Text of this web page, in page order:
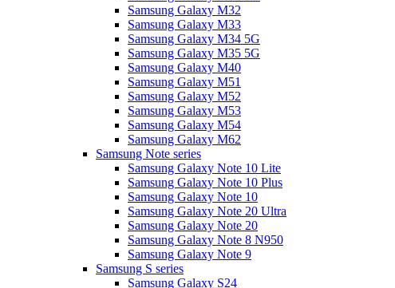
Samsung Galaxy M32
Samsung Galaxy M33
Samsung Galaxy M34 5G
Samsung Galaxy M35 5G
Samsung Galaxy M40
Samsung Galaxy M51
Samsung Galaxy M52
Samsung Galaxy M53
Samsung Galaxy M54
Samsung Galaxy M62
Samsung Note series
Samsung Galaxy Note 10 Lite
Samsung Galaxy Note 10 Plus
Samsung Galaxy Note 10
Samsung Galaxy Note 20 Ultra
Samsung Galaxy Note 20
Samsung Galaxy Note 8 N950
Samsung Galaxy Note 9
Samsung S series
Samsung Galaxy S24